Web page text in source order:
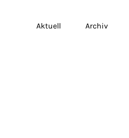
Aktuell Archiv